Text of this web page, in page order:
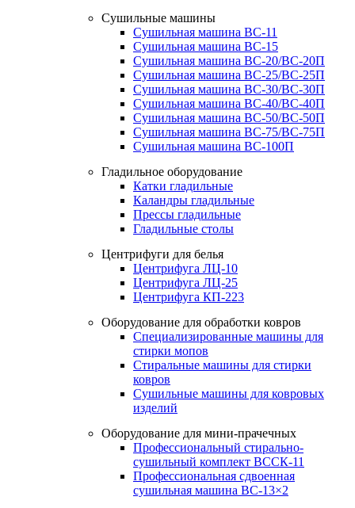
Сушильные машины
Сушильная машина ВС-11
Сушильная машина ВС-15
Сушильная машина ВС-20/ВС-20П
Сушильная машина ВС-25/ВС-25П
Сушильная машина ВС-30/ВС-30П
Сушильная машина ВС-40/ВС-40П
Сушильная машина ВС-50/ВС-50П
Сушильная машина ВС-75/ВС-75П
Сушильная машина ВС-100П
Гладильное оборудование
Катки гладильные
Каландры гладильные
Прессы гладильные
Гладильные столы
Центрифуги для белья
Центрифуга ЛЦ-10
Центрифуга ЛЦ-25
Центрифуга КП-223
Оборудование для обработки ковров
Специализированные машины для
стирки мопов
Стиральные машины для стирки
ковров
Сушильные машины для ковровых
изделий
Оборудование для мини-прачечных
Профессиональный стирально-
сушильный комплект ВССК-11
Профессиональная сдвоенная
сушильная машина ВС-13×2